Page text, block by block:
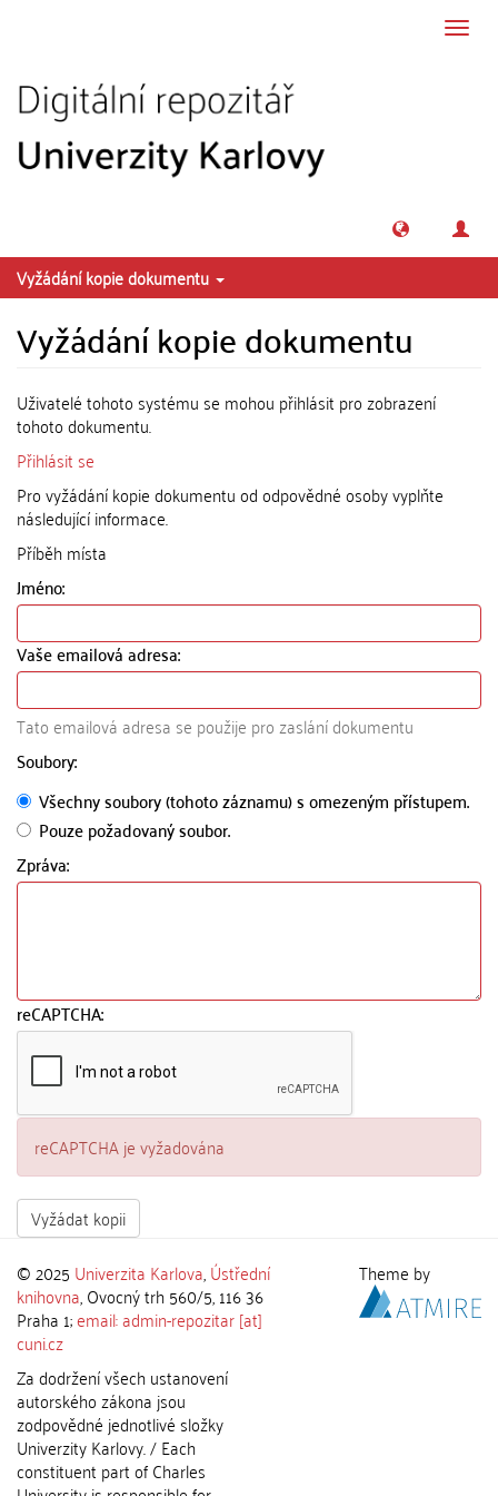
Vyžádání kopie dokumentu
Vyžádání kopie dokumentu
Uživatelé tohoto systému se mohou přihlásit pro zobrazení
tohoto dokumentu.
Přihlásit se
Pro vyžádání kopie dokumentu od odpovědné osoby vyplňte
následující informace.
Příběh místa
Jméno:
Vaše emailová adresa:
Tato emailová adresa se použije pro zaslání dokumentu
Soubory:
Všechny soubory (tohoto záznamu) s omezeným přístupem.
Pouze požadovaný soubor.
Zpráva:
reCAPTCHA:
reCAPTCHA je vyžadována
Vyžádat kopii
© 2025 Univerzita Karlova,Ústřední
knihovna, Ovocný trh 560/5, 116 36
Praha 1;email: admin-repozitar [at]
cuni.cz
Za dodržení všech ustanovení
autorského zákona jsou
zodpovědné jednotlivé složky
Univerzity Karlovy. / Each
constituent part of Charles
Theme by